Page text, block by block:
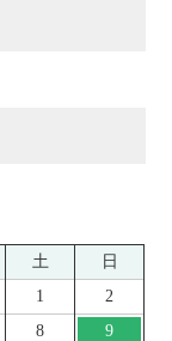
土
日
1
2
8
9